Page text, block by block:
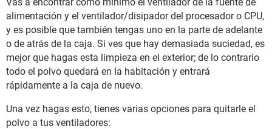
alimentación y el ventilador/disipador del procesador o CPU,
y es posible que también tengas uno en la parte de adelante
o de atrás de la caja. Si ves que hay demasiada suciedad, es
mejor que hagas esta limpieza en el exterior; de lo contrario
todo el polvo quedará en la habitación y entrará
rápidamente a la caja de nuevo.
Una vez hagas esto, tienes varias opciones para quitarle el
polvo a tus ventiladores: